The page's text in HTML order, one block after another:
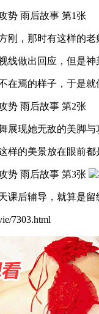
刚，那时有这样的
线做出回应，但是神
在焉的样子，于是
展现她无敌的美脚与
样的美景放在眼前都
课后辅导，就算是留
7303.html